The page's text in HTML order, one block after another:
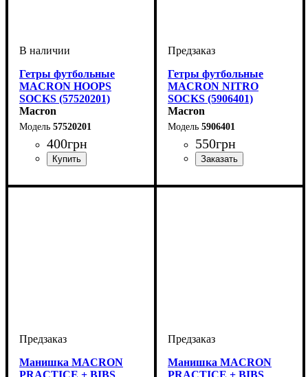
Гетры футбольные
MACRON HOOPS
SOCKS (57520201)
Macron
57520201
400грн
Унисекс, Мужской
Бейсбол, Софтбол
Гетры футбольные
MACRON NITRO
SOCKS (5906401)
Macron
5906401
550грн
Унисекс, Мужской
Манишка MACRON
Манишка MACRON